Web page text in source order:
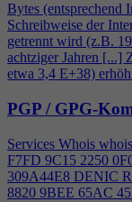
Bytes (entsprechend
Schreibweise der
getrennt wird (z.B.
achtziger Jahren [...]
etwa 3,4 E+38)
PGP / GPG-
Services Whois
F7FD 9C15 2250
309A44E8 DENIC
8820 9BEE 65AC